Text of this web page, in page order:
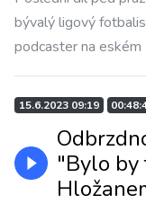
bývalý ligový
podcaster na eském
15.6.2023 09:19
"Bylo by